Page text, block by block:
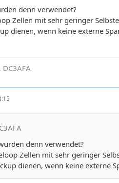
denn verwendet?
Zellen mit sehr geringer
dienen, wenn keine externe
denn verwendet?
Zellen mit sehr geringer
dienen, wenn keine externe